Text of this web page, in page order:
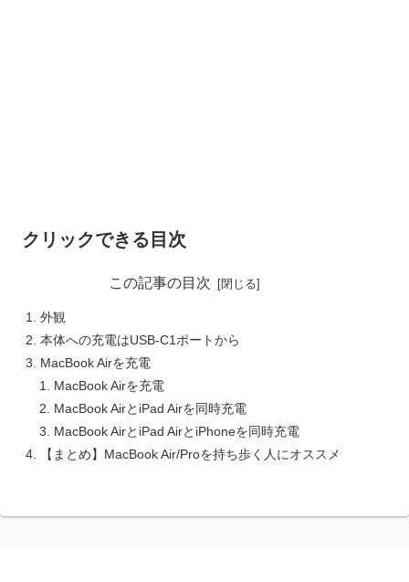
クリックできる目次
この記事の目次
外観
本体への充電はUSB-C1ポートから
MacBook Airを充電
MacBook Airを充電
MacBook AirとiPad Airを同時充電
MacBook AirとiPad AirとiPhoneを同時充電
【まとめ】MacBook Air/Proを持ち歩く人にオススメ